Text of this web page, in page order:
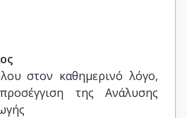
στον καθημερινό λόγο,
της Ανάλυσης